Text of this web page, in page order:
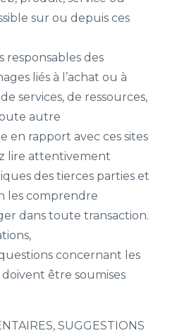
sur ou depuis ces
responsables des
liés à l’achat ou à
services, de ressources,
autre
en rapport avec ces sites
lire attentivement
des tierces parties et
les comprendre
dans toute transaction.
concernant les
être soumises
SUGGESTIONS